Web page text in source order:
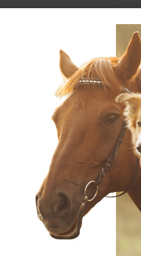
Alles fürs
Öffnungszeiten:
Mo–Fr: 9–18 Uhr ·